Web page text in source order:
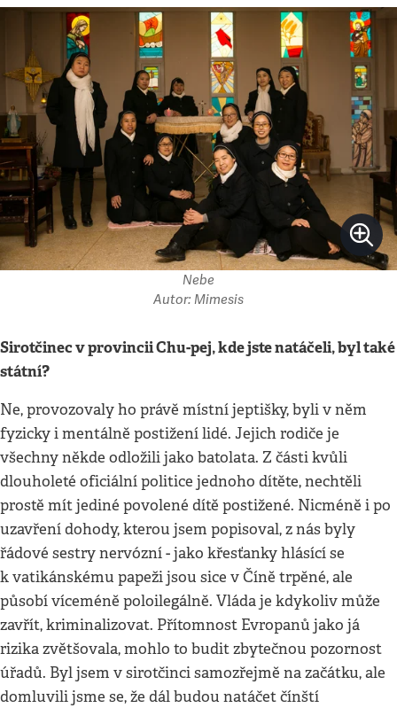
Nebe
Autor: Mimesis
Sirotčinec v provincii Chu-pej, kde jste natáčeli, byl také
státní?
Ne, provozovaly ho právě místní jeptišky, byli v něm
fyzicky i mentálně postižení lidé. Jejich rodiče je
všechny někde odložili jako batolata. Z části kvůli
dlouholeté oficiální politice jednoho dítěte, nechtěli
prostě mít jediné povolené dítě postižené. Nicméně i po
uzavření dohody, kterou jsem popisoval, z nás byly
řádové sestry nervózní - jako křesťanky hlásící se
k vatikánskému papeži jsou sice v Číně trpěné, ale
působí víceméně poloilegálně. Vláda je kdykoliv může
zavřít, kriminalizovat. Přítomnost Evropanů jako já
rizika zvětšovala, mohlo to budit zbytečnou pozornost
úřadů. Byl jsem v sirotčinci samozřejmě na začátku, ale
domluvili jsme se, že dál budou natáčet čínští